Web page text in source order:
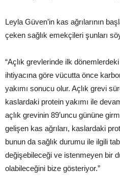
Leyla Güven’in kas ağrılarının
çeken sağlık emekçileri şunları
“Açlık grevlerinde ilk
ihtiyacına göre vücutta önce
yakımı sonucu olur. Açlık grevi
kaslardaki protein yakımı ile
açlık grevinin 89’uncu gününe
gelişen kas ağrıları, kaslardaki
bunun da sağlık durumu ile ilgili
değişebileceği ve istenmeyen bir
olabileceğini bize gösteriyor.”